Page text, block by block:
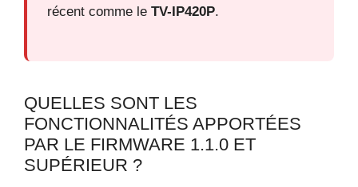
récent comme le TV-IP420P.
QUELLES SONT LES
FONCTIONNALITÉS APPORTÉES
PAR LE FIRMWARE 1.1.0 ET
SUPÉRIEUR ?